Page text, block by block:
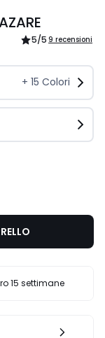
5/5 9 recensioni
+ 15 Colori
15 settimane